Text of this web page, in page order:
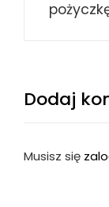
Dodaj
Musisz się